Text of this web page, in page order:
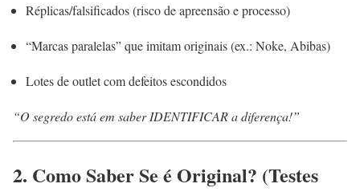
Réplicas/falsificados (risco de apreensão e processo)
“Marcas paralelas” que imitam originais (ex.: Noke, Abibas)
Lotes de outlet com defeitos escondidos
“O segredo está em saber IDENTIFICAR a diferença!”
2. Como Saber Se é Original? (Testes